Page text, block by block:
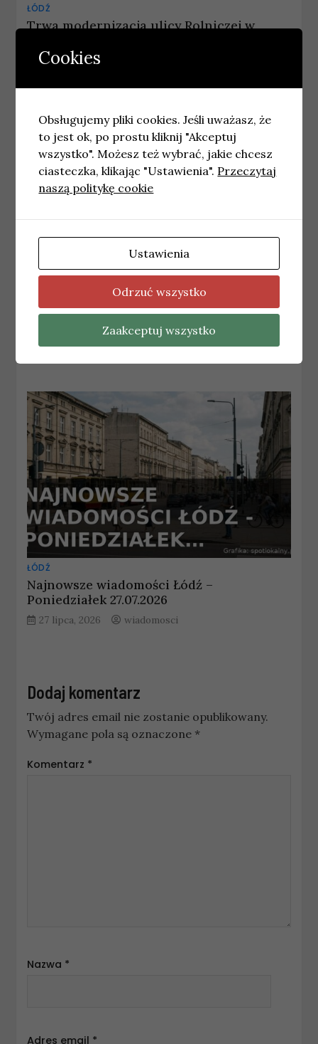
ŁÓDŹ
Trwa modernizacja ulicy Rolniczej w
10 czerwca, 2026
W Łodzi powstaje centrum danych nowej
generacji
wiadomosci
ŁÓDŹ
Najnowsze wiadomości Łódź –
Poniedziałek 27.07.2026
27 lipca, 2026 wiadomosci
Dodaj komentarz
Twój adres email nie zostanie opublikowany.
Wymagane pola są oznaczone *
Komentarz *
Nazwa *
Adres email *
Cookies
Obsługujemy pliki cookies. Jeśli uważasz, że
to jest ok, po prostu kliknij "Akceptuj
wszystko". Możesz też wybrać, jakie chcesz
ciasteczka, klikając "Ustawienia". Przeczytaj
naszą politykę cookie
Ustawienia
Odrzuć wszystko
Zaakceptuj wszystko